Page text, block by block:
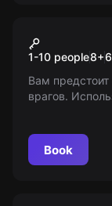
Island
1-10 people8+
Вам
врагов.
информацию об
Book